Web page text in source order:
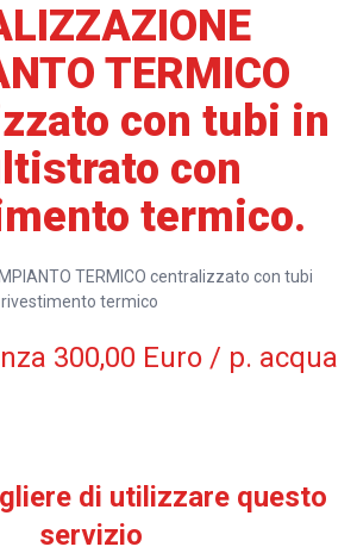
TERMICO
con tubi in
con
termico.
TERMICO centralizzato con tubi
termico
300,00 Euro / p. acqua
di utilizzare questo
servizio